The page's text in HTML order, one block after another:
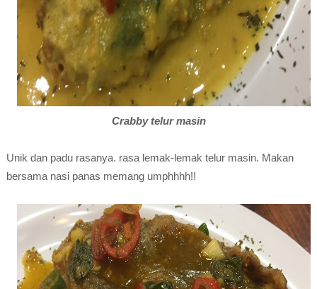
Crabby telur masin
Unik dan padu rasanya. rasa lemak-lemak telur masin. Makan
bersama nasi panas memang umphhhh!!